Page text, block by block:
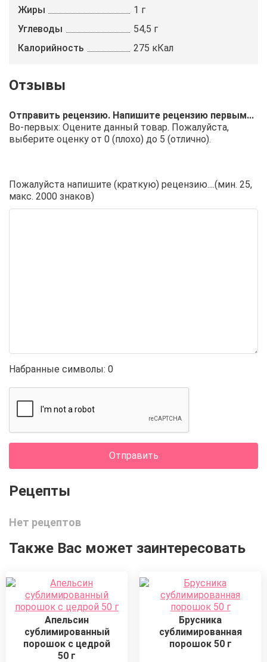
Жиры
1 г
Углеводы
54,5 г
Калорийность
275 кКал
Отправить рецензию. Напишите рецензию первым...
Во-первых: Оцените данный товар. Пожалуйста,
выберите оценку от 0 (плохо) до 5 (отлично).
Пожалуйста напишите (краткую) рецензию....(мин. 25,
макс. 2000 знаков)
Набранные символы: 0
Отправить
Нет рецептов
Также Вас может заинтересовать
Апельсин
сублимированный
порошок с цедрой
50 г
Брусника
сублимированная
порошок 50 г